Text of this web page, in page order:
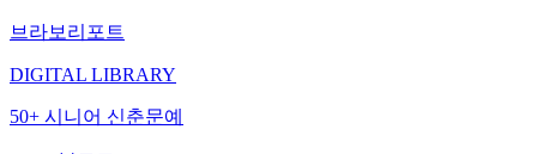
브라보리포트
DIGITAL LIBRARY
50+ 시니어 신춘문예